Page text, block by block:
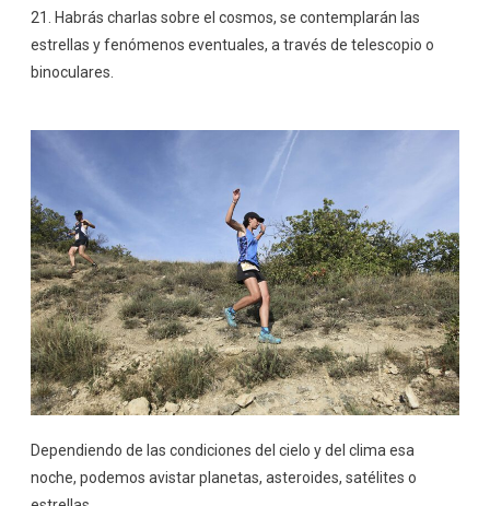
21. Habrás charlas sobre el cosmos, se contemplarán las
estrellas y fenómenos eventuales, a través de telescopio o
binoculares.
Dependiendo de las condiciones del cielo y del clima esa
noche, podemos avistar planetas, asteroides, satélites o